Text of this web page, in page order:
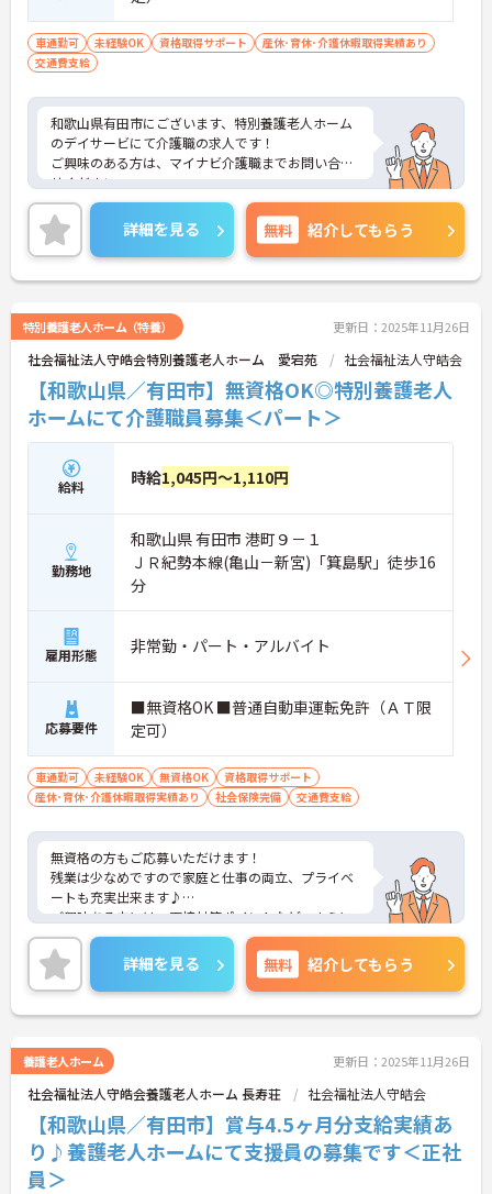
車通勤可 未経験OK 資格取得サポート
産休･育休･介護休暇取得実績あり
交通費支給
和歌山県有田市にございます、特別養護老人ホーム
のデイサービにて介護職の求人です！
ご興味のある方は、マイナビ介護職までお問い合わ
せください。
詳細を見る 無料 紹介してもらう
特別養護老人ホーム（特養） 更新日：2025年11月26日
社会福祉法人守皓会特別養護老人ホーム 愛宕苑 社会福祉法人守皓会
【和歌山県／有田市】無資格OK◎特別養護老人
ホームにて介護職員募集＜パート＞
給料 時給1,045円～1,110円
勤務地
和歌山県 有田市 港町９－１
ＪＲ紀勢本線(亀山－新宮)「箕島駅」徒歩16
分
雇用形態 非常勤・パート・アルバイト
応募要件
■無資格OK ■普通自動車運転免許（ＡＴ限
定可）
車通勤可 未経験OK 無資格OK
資格取得サポート
産休･育休･介護休暇取得実績あり
社会保険完備 交通費支給
無資格の方もご応募いただけます！
残業は少なめですので家庭と仕事の両立、プライベ
ートも充実出来ます♪
ご興味ある方には、面接対策ポイントなど、さらに
詳細をお話しいたしますのでお気軽にご相談くださ
い。
詳細を見る 無料 紹介してもらう
養護老人ホーム 更新日：2025年11月26日
社会福祉法人守皓会養護老人ホーム 長寿荘 社会福祉法人守皓会
【和歌山県／有田市】賞与4.5ヶ月分支給実績あ
り♪養護老人ホームにて支援員の募集です＜正社
員＞